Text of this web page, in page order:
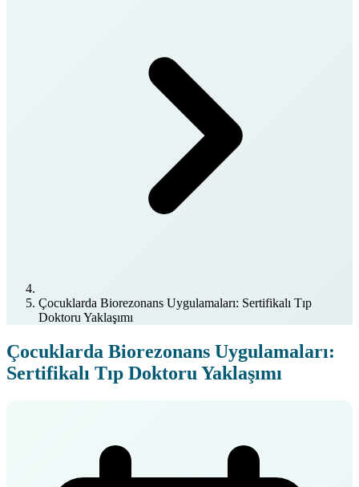
Çocuklarda Biorezonans Uygulamaları: Sertifikalı Tıp
Doktoru Yaklaşımı
Çocuklarda Biorezonans Uygulamaları:
Sertifikalı Tıp Doktoru Yaklaşımı